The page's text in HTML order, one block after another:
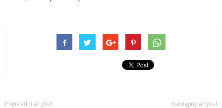
Poprzedni artykuł Następny artykuł